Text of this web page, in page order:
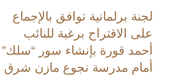
لجنة برلمانية توافق بالإجماع
على الاقتراح برغبة للنائب
أحمد قورة بإنشاء سور “سلك”
أمام مدرسة نجوع مازن شرق